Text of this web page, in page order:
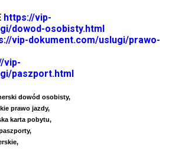
https://vip-
dowod-osobisty.html
vip-dokument.com/uslugi/prawo-
vip-
paszport.html
dowód osobisty,
prawo jazdy,
karta pobytu,